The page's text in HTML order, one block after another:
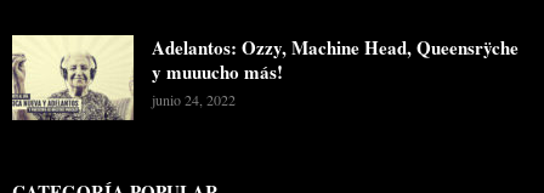
Adelantos: Ozzy, Machine Head, Queensrÿche
y muuucho más!
junio 24, 2022